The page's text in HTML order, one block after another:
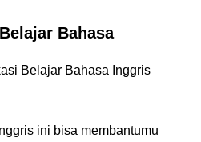
Bahasa
ini bisa membantumu